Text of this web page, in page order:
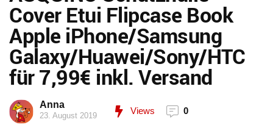
Cover Etui Flipcase Book
Apple iPhone/Samsung
Galaxy/Huawei/Sony/HTC
für 7,99€ inkl. Versand
Anna
23. August 2019 Views 0